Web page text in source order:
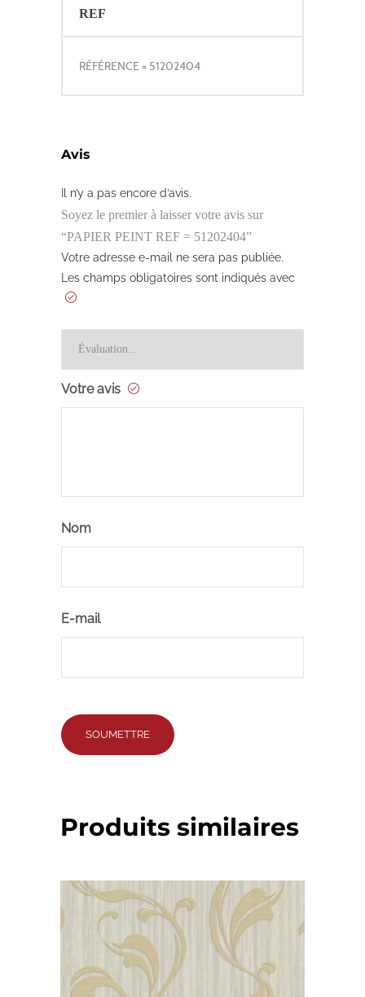
REF
RÉFÉRENCE = 51202404
Avis
Il n’y a pas encore d’avis.
Soyez le premier à laisser votre avis sur
“PAPIER PEINT REF = 51202404”
Votre adresse e-mail ne sera pas publiée.
Les champs obligatoires sont indiqués avec
Votre avis
Nom
E-mail
Produits similaires